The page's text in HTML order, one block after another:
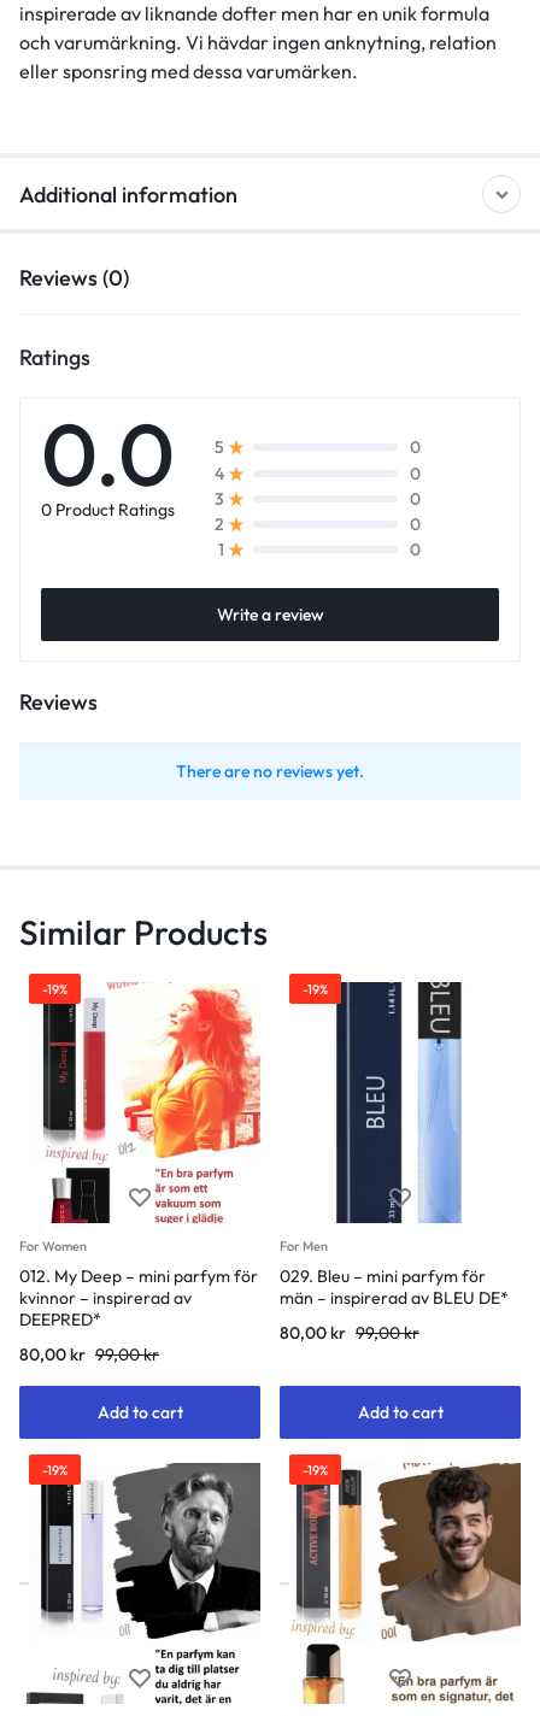
Additional information
inspirerade av liknande dofter men har en unik formula
och varumärkning. Vi hävdar ingen anknytning, relation
eller sponsring med dessa varumärken.
Reviews (0)
Ratings
0.0
0 Product Ratings
5
0
4
0
3
0
2
0
1
0
Write a review
Reviews
There are no reviews yet.
Similar Products
-19%
For Women
012. My Deep – mini parfym för
kvinnor – inspirerad av
DEEPRED*
80,00kr 99,00kr
Add to cart
-19%
For Men
029. Bleu – mini parfym för
män – inspirerad av BLEU DE*
80,00kr 99,00kr
Add to cart
-19% -19%